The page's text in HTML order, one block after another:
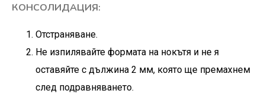
КОНСОЛИДАЦИЯ:
Отстраняване.
Не изпилявайте формата на нокътя и не я
оставяйте с дължина 2 мм, която ще премахнем
след подравняването.